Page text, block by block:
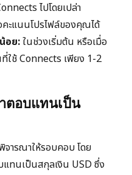
ไปโดยเปล่า
คะแนนโปรไฟล์ของคุณได้
อย:ในช่วงเริ่มต้น หรือเมื่อ
ใช้ Connects เพียง 1-2
ตอบแทนเป็น
ารณาให้รอบคอบ โดย
แทนเป็นสกุลเงิน USD ซึ่ง